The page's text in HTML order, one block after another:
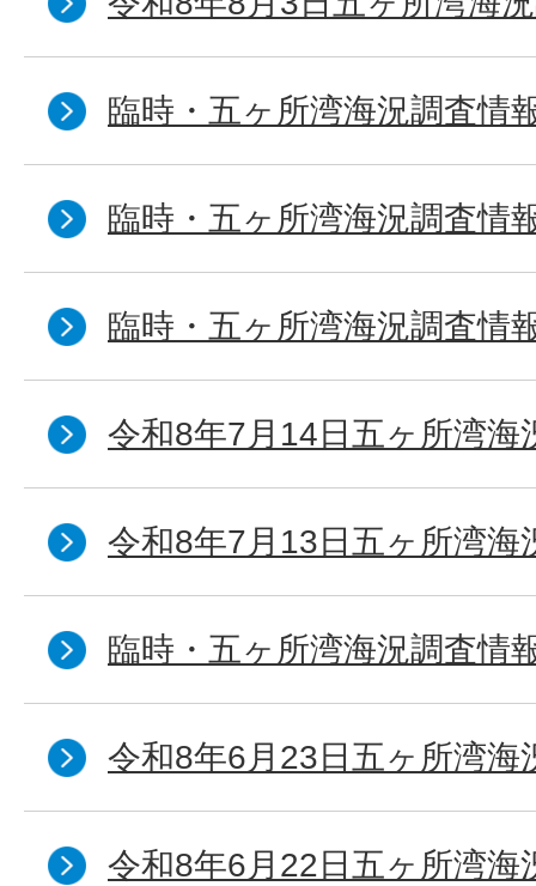
臨時・五ヶ所湾海況調査情
臨時・五ヶ所湾海況調査情
臨時・五ヶ所湾海況調査情
令和8年7月14日五ヶ所湾海
令和8年7月13日五ヶ所湾海
臨時・五ヶ所湾海況調査情
令和8年6月23日五ヶ所湾海
令和8年6月22日五ヶ所湾海